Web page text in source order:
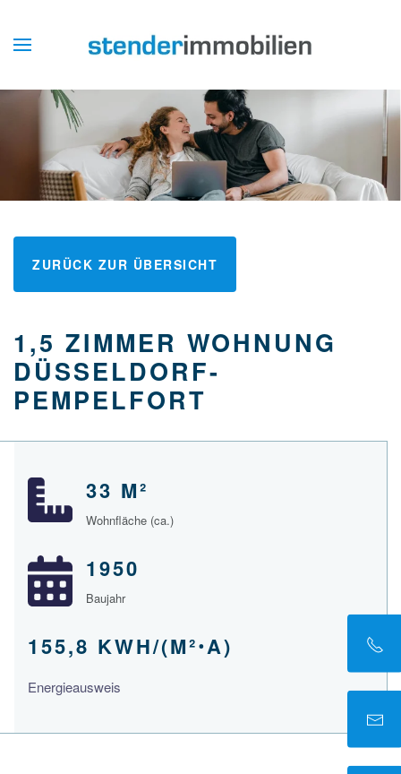
ZURÜCK ZUR ÜBERSICHT
1,5 ZIMMER WOHNUNG
DÜSSELDORF-
PEMPELFORT
33 M²
Wohnfläche (ca.)
1950
Baujahr
155,8 KWH/(M²ꞏA)
Energieausweis